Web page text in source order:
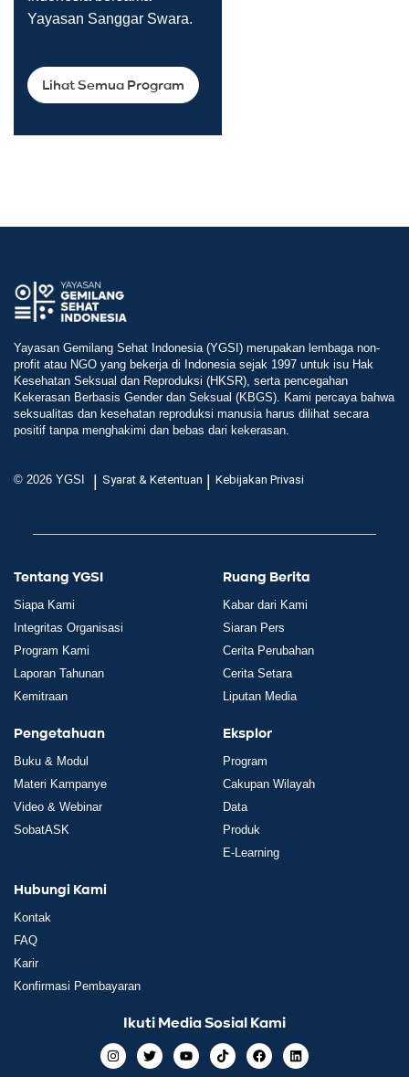
Yayasan Sanggar Swara.
Lihat Semua Program
Yayasan Gemilang Sehat Indonesia (YGSI) merupakan lembaga non-
profit atau NGO yang bekerja di Indonesia sejak 1997 untuk isu Hak
Kesehatan Seksual dan Reproduksi (HKSR), serta pencegahan
Kekerasan Berbasis Gender dan Seksual (KBGS). Kami percaya bahwa
seksualitas dan kesehatan reproduksi manusia harus dilihat secara
positif tanpa menghakimi dan bebas dari kekerasan.
© 2026 YGSI | Syarat & Ketentuan | Kebijakan Privasi
Tentang YGSI
Siapa Kami
Integritas Organisasi
Program Kami
Laporan Tahunan
Kemitraan
Ruang Berita
Kabar dari Kami
Siaran Pers
Cerita Perubahan
Cerita Setara
Liputan Media
Pengetahuan
Buku & Modul
Materi Kampanye
Video & Webinar
SobatASK
Eksplor
Program
Cakupan Wilayah
Data
Produk
E-Learning
Hubungi Kami
Kontak
FAQ
Karir
Konfirmasi Pembayaran
Ikuti Media Sosial Kami